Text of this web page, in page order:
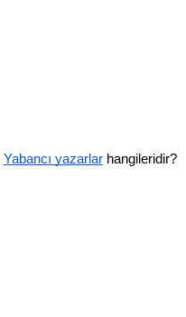
Yabancı yazarlar hangileridir?